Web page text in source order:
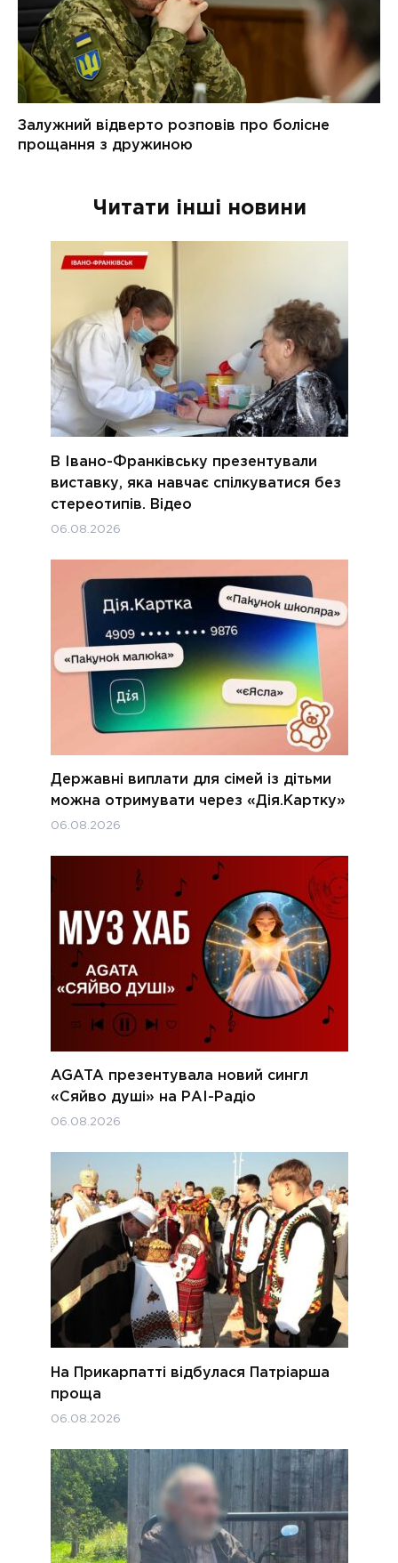
Читати інші новини
В Івано-Франківську презентували
виставку, яка навчає спілкуватися без
стереотипів. Відео
06.08.2026
Державні виплати для сімей із дітьми
можна отримувати через «Дія.Картку»
06.08.2026
AGATA презентувала новий сингл
«Сяйво душі» на РАІ-Радіо
06.08.2026
На Прикарпатті відбулася Патріарша
проща
06.08.2026